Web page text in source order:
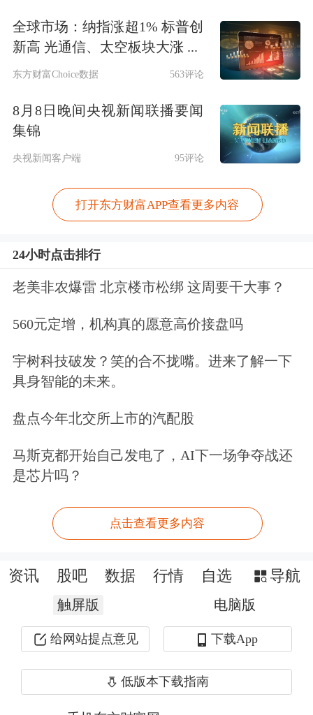
据财报显示，腾讯在今年一季度经营活
动现金净流入1014亿元，同比大幅提升
（去年同期为769亿元）；自由现金流
为567亿元。资本开支录得319亿元，较
去年同期的275亿元明显增加，主要用
等）。
快抓住机遇的，但坚持走正确的道路，
结合自身独有优势稳扎稳打，“不能看
着别人在那边做就随便跨过去，抢别人
的地盘，过去我们也抢过但后来基本失
败了”。他坦言，腾讯早期在AI领域的
设、团队管理与内部培训持续补全短
对于腾讯是否会大裁员的问题，腾讯总
裁刘炽平明确表示：肯定没有大裁员计
划，腾讯跟硅谷公司不太一样。
此外，腾讯高管在第一季度财报发布后
的电话会上表示，接下来公司资本支出
将会增加，今年下半年将会有更多国产
全球市场：纳指涨超1% 标普创
新高 光通信、太空板块大涨 ...
东方财富Choice数据 563评论
8月8日晚间央视新闻联播要闻
集锦
央视新闻客户端 95评论
打开东方财富APP查看更多内容
24小时点击排行
老美非农爆雷 北京楼市松绑 这周要干大事？
560元定增，机构真的愿意高价接盘吗
宇树科技破发？笑的合不拢嘴。进来了解一下
具身智能的未来。
盘点今年北交所上市的汽配股
马斯克都开始自己发电了，AI下一场争夺战还
是芯片吗？
点击查看更多内容
资讯 股吧 数据 行情 自选 导航
触屏版 电脑版
给网站提点意见 下载App
低版本下载指南